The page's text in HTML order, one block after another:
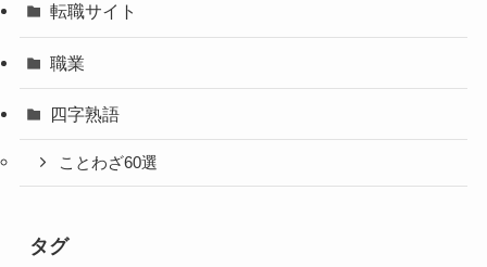
転職サイト
職業
四字熟語
ことわざ60選
タグ